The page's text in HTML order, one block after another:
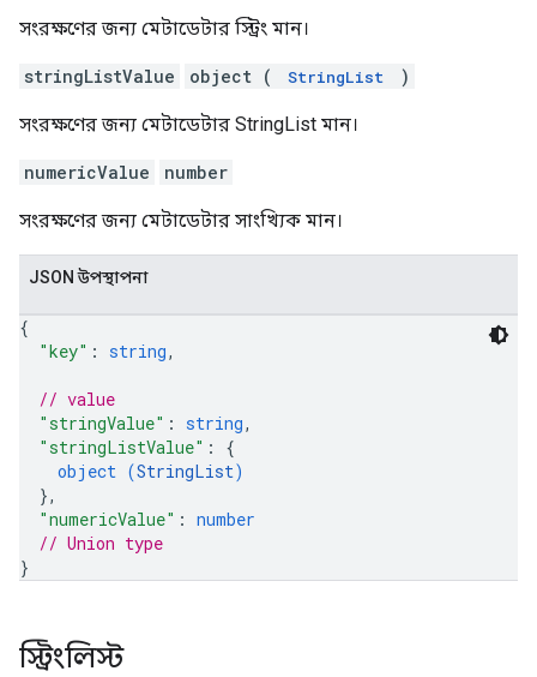
সংরক্ষণের জন্য মেটাডেটার স্ট্রিং মান।
stringListValue object ( StringList )
সংরক্ষণের জন্য মেটাডেটার StringList মান।
numericValue number
সংরক্ষণের জন্য মেটাডেটার সাংখ্যিক মান।
JSON উপস্থাপনা
{
"key" : string,
// value
"stringValue" : string,
"stringListValue" : {
object (StringList)
},
"numericValue" : number
// Union type
}
স্ট্রিংলিস্ট